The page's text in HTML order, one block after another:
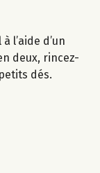
l’aide d’un
deux, rincez-
dés.